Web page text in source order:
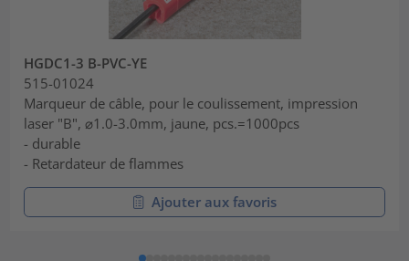
HGDC1-3 B-PVC-YE
515-01024
Marqueur de câble, pour le coulissement, impression
laser "B", ⌀1.0-3.0mm, jaune, pcs.=1000pcs
- durable
- Retardateur de flammes
Ajouter aux favoris